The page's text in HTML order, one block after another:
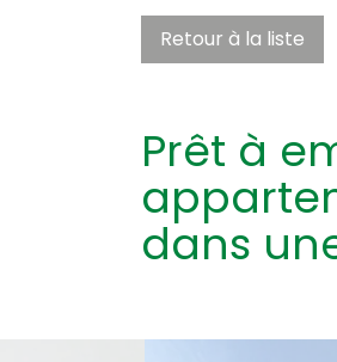
Retour à la liste
Prêt à
dans